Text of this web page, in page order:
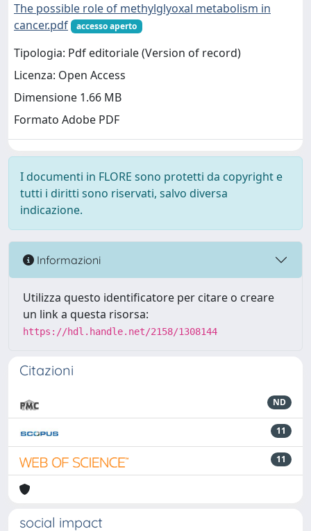
The possible role of methylglyoxal metabolism in
cancer.pdf
accesso aperto
Tipologia: Pdf editoriale (Version of record)
Licenza: Open Access
Dimensione 1.66 MB
Formato Adobe PDF
I documenti in FLORE sono protetti da copyright e
tutti i diritti sono riservati, salvo diversa
indicazione.
Informazioni
Utilizza questo identificatore per citare o creare
un link a questa risorsa:
https://hdl.handle.net/2158/1308144
Citazioni
ND
11
11
social impact